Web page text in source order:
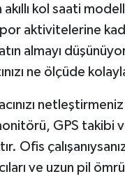
kol saati
aktivitelerine
almayı
ne ölçüde
GPS takibi
Ofis
ve uzun pil